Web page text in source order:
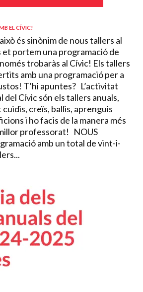
EL CÍVIC!
és sinònim de nous tallers al
et portem una programació de
trobaràs al Cívic! Els tallers
amb una programació per a
T’hi apuntes? L’activitat
Cívic són els tallers anuals,
creïs, ballis, aprenguis
i ho facis de la manera més
professorat! NOUS
amb un total de vint-i-